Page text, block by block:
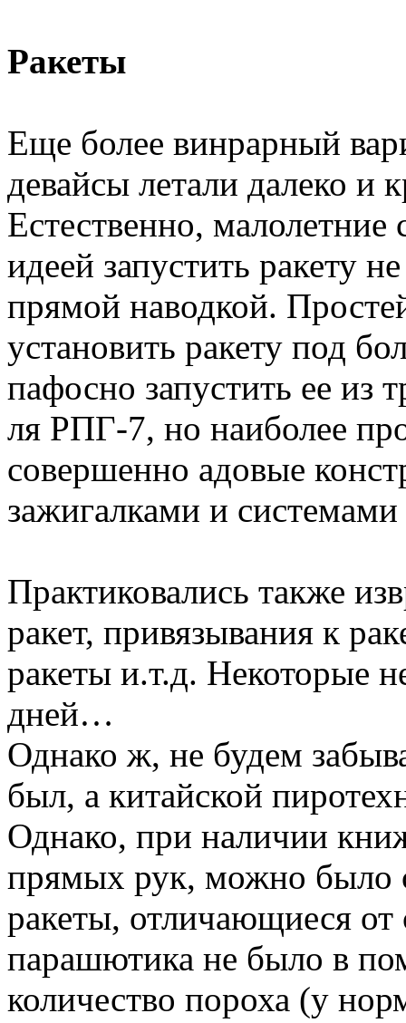
Ракеты
Еще более винрарный
девайсы летали далеко и
Естественно, малолетние
идеей запустить ракету
прямой наводкой.
установить ракету под
пафосно запустить ее из
ля РПГ-7, но наиболее
совершенно адовые
зажигалками и
Практиковались также
ракет, привязывания к
ракеты и.т.д. Некоторые
дней…
Однако ж, не будем
был, а китайской
Однако, при наличии
прямых рук, можно было
ракеты, отличающиеся
парашютика не было в
количество пороха (у